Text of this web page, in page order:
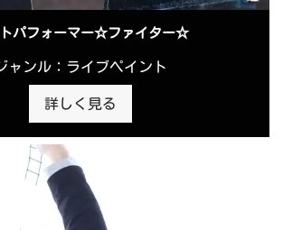
パフォーマー☆ファイター☆
ャンル：ライブペイント
詳しく見る